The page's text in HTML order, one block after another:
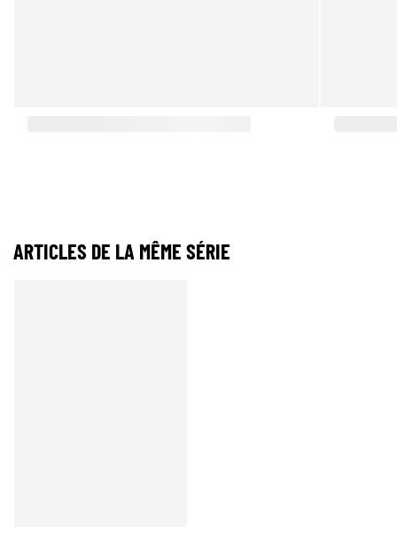
ARTICLES DE LA MÊME SÉRIE